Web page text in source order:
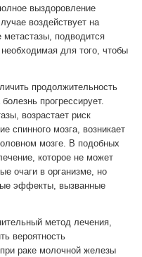
выздоровление
воздействует на
подводится
для того, чтобы
продолжительность
прогрессирует.
возрастает риск
спинного мозга, возникает
мозге. В подобных
которое не может
очаги в организме, но
эффекты, вызванные
метод лечения,
вероятность
раке молочной железы